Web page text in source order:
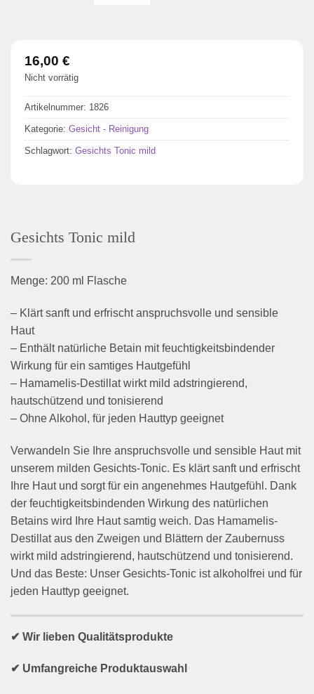
Gesichts Tonic mild
Menge: 200 ml Flasche
– Klärt sanft und erfrischt anspruchsvolle und sensible
Haut
– Enthält natürliche Betain mit feuchtigkeitsbindender
Wirkung für ein samtiges Hautgefühl
– Hamamelis-Destillat wirkt mild adstringierend,
hautschützend und tonisierend
– Ohne Alkohol, für jeden Hauttyp geeignet
Verwandeln Sie Ihre anspruchsvolle und sensible Haut mit
unserem milden Gesichts-Tonic. Es klärt sanft und erfrischt
Ihre Haut und sorgt für ein angenehmes Hautgefühl. Dank
der feuchtigkeitsbindenden Wirkung des natürlichen
Betains wird Ihre Haut samtig weich. Das Hamamelis-
Destillat aus den Zweigen und Blättern der Zaubernuss
wirkt mild adstringierend, hautschützend und tonisierend.
Und das Beste: Unser Gesichts-Tonic ist alkoholfrei und für
jeden Hauttyp geeignet.
✔ Wir lieben Qualitätsprodukte
✔ Umfangreiche Produktauswahl
16,00 €
Nicht vorrätig
Artikelnummer: 1826
Kategorie: Gesicht - Reinigung
Schlagwort: Gesichts Tonic mild